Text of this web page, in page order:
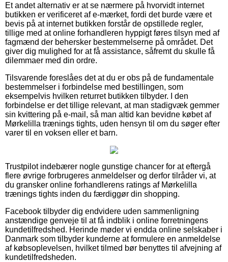
Et andet alternativ er at se nærmere på hvorvidt internet
butikken er verificeret af e-mærket, fordi det burde være et
bevis på at internet butikken forstår de opstillede regler,
tillige med at online forhandleren hyppigt føres tilsyn med af
fagmænd der behersker bestemmelserne på området. Det
giver dig mulighed for at få assistance, såfremt du skulle få
dilemmaer med din ordre.
Tilsvarende foreslåes det at du er obs på de fundamentale
bestemmelser i forbindelse med bestillingen, som
eksempelvis hvilken returret butikken tilbyder. I den
forbindelse er det tillige relevant, at man stadigvæk gemmer
sin kvittering på e-mail, så man altid kan bevidne købet af
Mørkelilla trænings tights, uden hensyn til om du søger efter
varer til en voksen eller et barn.
Trustpilot indebærer nogle gunstige chancer for at eftergå
flere øvrige forbrugeres anmeldelser og derfor tilråder vi, at
du gransker online forhandlerens ratings af Mørkelilla
trænings tights inden du færdiggør din shopping.
Facebook tilbyder dig endvidere uden sammenligning
anstændige genveje til at få indblik i online forretningens
kundetilfredshed. Herinde møder vi endda online selskaber i
Danmark som tilbyder kunderne at formulere en anmeldelse
af købsoplevelsen, hvilket tilmed bør benyttes til afvejning af
kundetilfredsheden.